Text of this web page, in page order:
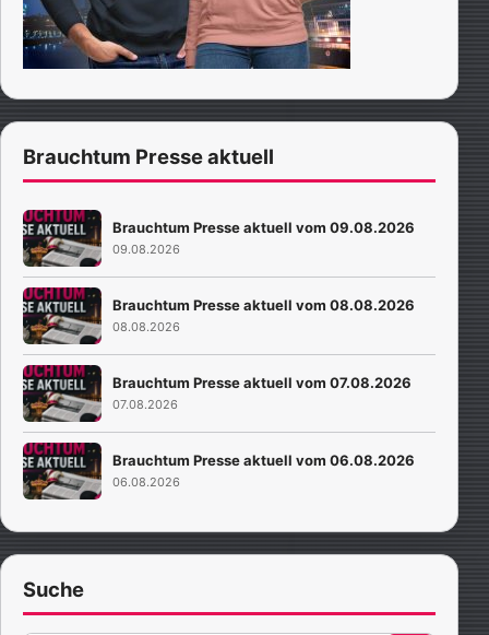
Brauchtum Presse aktuell
Brauchtum Presse aktuell vom 09.08.2026
09.08.2026
Brauchtum Presse aktuell vom 08.08.2026
08.08.2026
Brauchtum Presse aktuell vom 07.08.2026
07.08.2026
Brauchtum Presse aktuell vom 06.08.2026
06.08.2026
Suche